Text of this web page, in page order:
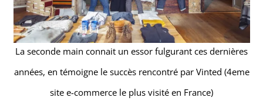
La seconde main connait un essor fulgurant ces dernières
années, en témoigne le succès rencontré par Vinted (4eme
site e-commerce le plus visité en France)